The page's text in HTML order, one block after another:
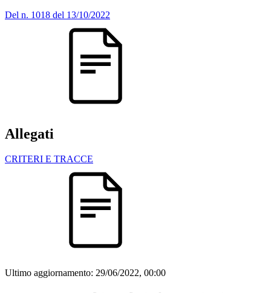
Del n. 1018 del 13/10/2022
Allegati
CRITERI E TRACCE
Ultimo aggiornamento: 29/06/2022, 00:00